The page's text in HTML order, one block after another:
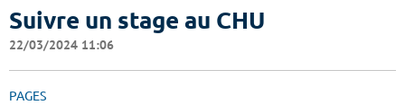
Suivre un stage au CHU
22/03/2024 11:06
PAGES